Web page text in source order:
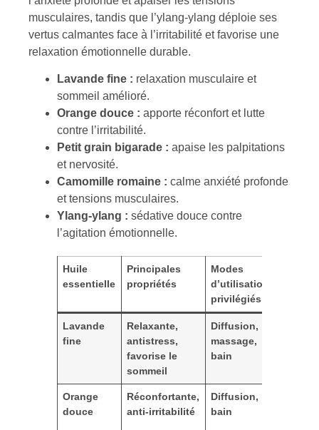
musculaires, tandis que l’ylang-ylang déploie ses
vertus calmantes face à l’irritabilité et favorise une
relaxation émotionnelle durable.
Lavande fine : relaxation musculaire et
sommeil amélioré.
Orange douce : apporte réconfort et lutte
contre l’irritabilité.
Petit grain bigarade : apaise les palpitations
et nervosité.
Camomille romaine : calme anxiété profonde
et tensions musculaires.
Ylang-ylang : sédative douce contre
l’agitation émotionnelle.
Huile
essentielle
Principales
propriétés
Modes
d’utilisation
privilégiés
Lavande
fine
Relaxante,
antistress,
favorise le
sommeil
Diffusion,
massage,
bain
Orange
douce
Réconfortante,
anti-irritabilité
Diffusion,
bain